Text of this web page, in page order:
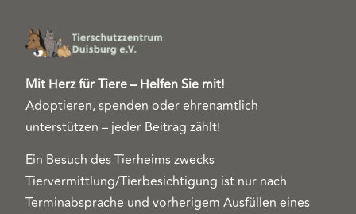
Mit Herz für Tiere – Helfen Sie mit!
Adoptieren, spenden oder ehrenamtlich
unterstützen – jeder Beitrag zählt!
Ein Besuch des Tierheims zwecks
Tiervermittlung/Tierbesichtigung ist nur nach
Terminabsprache und vorherigem Ausfüllen eines